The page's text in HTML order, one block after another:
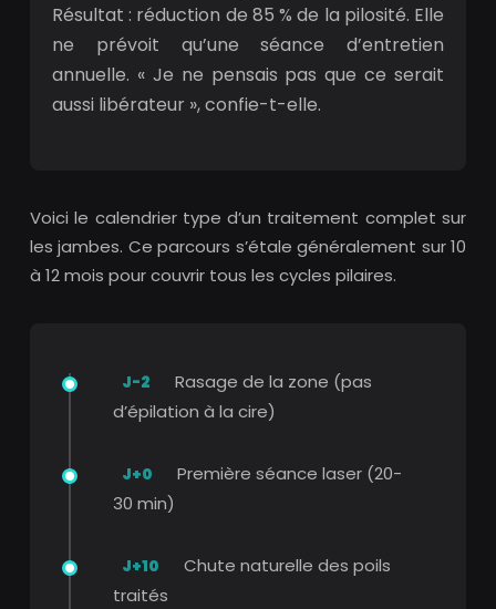
Résultat : réduction de 85 % de la pilosité. Elle
ne prévoit qu’une séance d’entretien
annuelle. « Je ne pensais pas que ce serait
aussi libérateur », confie-t-elle.
Voici le calendrier type d’un traitement complet sur
les jambes. Ce parcours s’étale généralement sur 10
à 12 mois pour couvrir tous les cycles pilaires.
J-2
Rasage de la zone (pas
d’épilation à la cire)
J+0
Première séance laser (20-
30 min)
J+10
Chute naturelle des poils
traités